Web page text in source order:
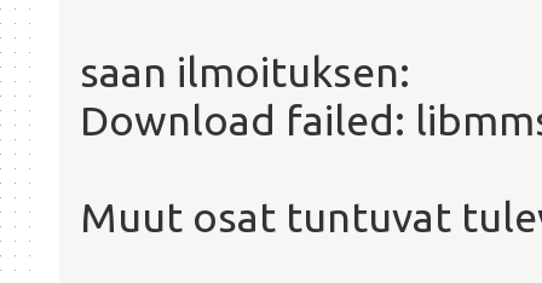
saan ilmoituksen:
Download failed:
Muut osat tuntuvat